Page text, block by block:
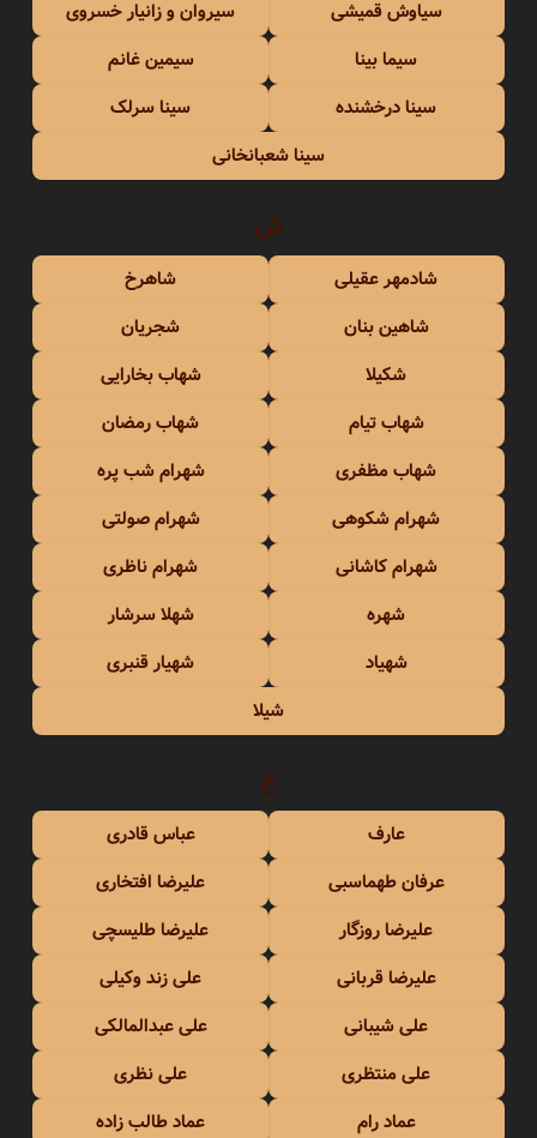
سیاوش قمیشی
سیروان و زانیار خسروی
سیما بینا
سیمین غانم
سینا درخشنده
سینا سرلک
سینا شعبانخانی
ش
شادمهر عقیلی
شاهرخ
شاهین بنان
شجریان
شکیلا
شهاب بخارایی
شهاب تیام
شهاب رمضان
شهاب مظفری
شهرام شب پره
شهرام شکوهی
شهرام صولتی
شهرام کاشانی
شهرام ناظری
شهره
شهلا سرشار
شهیاد
شهیار قنبری
شیلا
ع
عارف
عباس قادری
عرفان طهماسبی
علیرضا افتخاری
علیرضا روزگار
علیرضا طلیسچی
علیرضا قربانی
علی زند وکیلی
علی شیبانی
علی عبدالمالکی
علی منتظری
علی نظری
عماد رام
عماد طالب زاده